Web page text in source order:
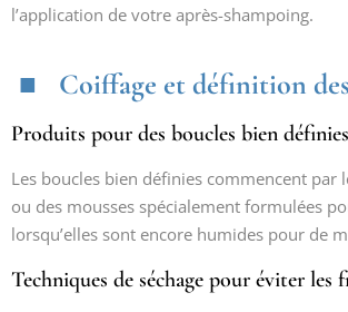
l’application de votre après-shampoing.
Coiffage et définition
Produits pour des boucles bien définies
Les boucles bien définies commencent par
ou des mousses spécialement formulées
lorsqu’elles sont encore humides pour de
Techniques de séchage pour éviter les